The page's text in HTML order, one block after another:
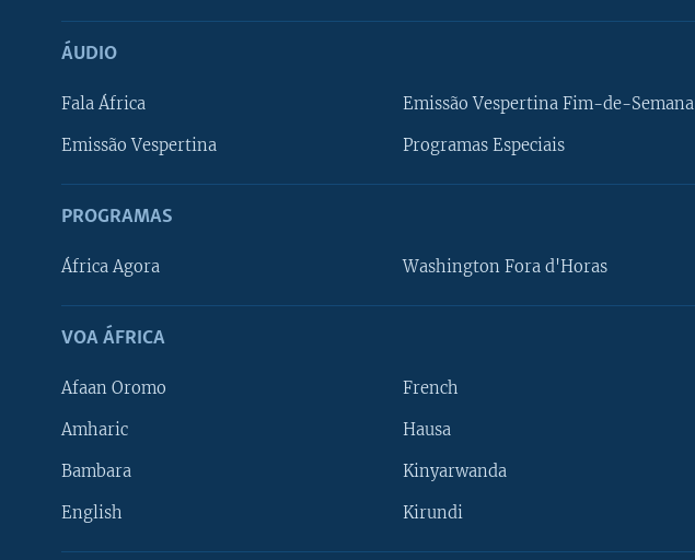
ÁUDIO
Fala África
Emissão Vespertina
Emissão Vespertina Fim-de-Semana
Programas Especiais
PROGRAMAS
África Agora Washington Fora d'Horas
VOA ÁFRICA
Afaan Oromo
Amharic
Bambara
English
French
Hausa
Kinyarwanda
Kirundi